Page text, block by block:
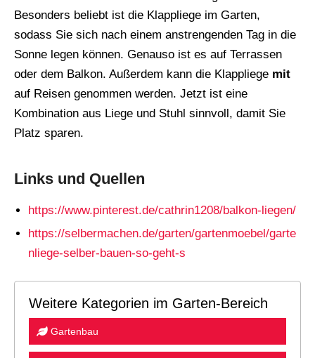
Besonders beliebt ist die Klappliege im Garten,
sodass Sie sich nach einem anstrengenden Tag in die
Sonne legen können. Genauso ist es auf Terrassen
oder dem Balkon. Außerdem kann die Klappliege mit
auf Reisen genommen werden. Jetzt ist eine
Kombination aus Liege und Stuhl sinnvoll, damit Sie
Platz sparen.
Links und Quellen
https://www.pinterest.de/cathrin1208/balkon-liegen/
https://selbermachen.de/garten/gartenmoebel/garte
nliege-selber-bauen-so-geht-s
Weitere Kategorien im Garten-Bereich
Gartenbau